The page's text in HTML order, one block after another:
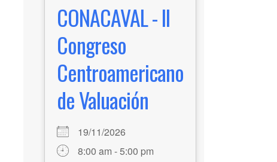
CONACAVAL - II
Congreso
Centroamericano
de Valuación
19/11/2026
8:00 am - 5:00 pm